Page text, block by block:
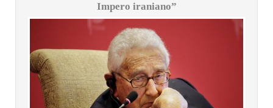
Impero iraniano”